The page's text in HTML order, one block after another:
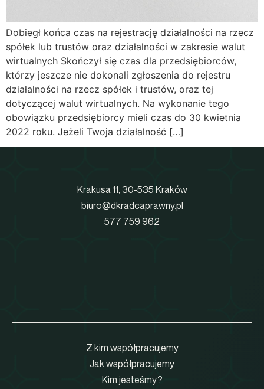
Dobiegł końca czas na rejestrację działalności na rzecz
spółek lub trustów oraz działalności w zakresie walut
wirtualnych Skończył się czas dla przedsiębiorców,
którzy jeszcze nie dokonali zgłoszenia do rejestru
działalności na rzecz spółek i trustów, oraz tej
dotyczącej walut wirtualnych. Na wykonanie tego
obowiązku przedsiębiorcy mieli czas do 30 kwietnia
2022 roku. Jeżeli Twoja działalność […]
Krakusa 11, 30-535 Kraków
biuro@dkradcaprawny.pl
577 759 962
Z kim współpracujemy
Jak współpracujemy
Kim jesteśmy?